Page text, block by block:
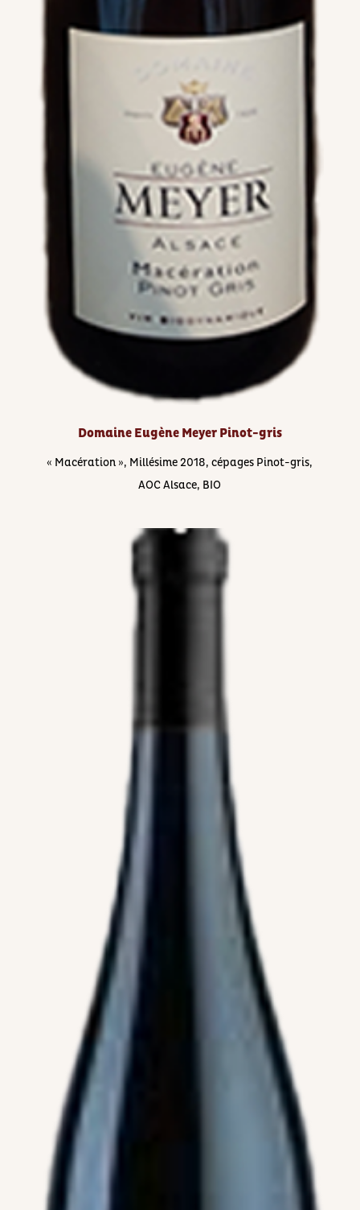
Domaine Eugène Meyer Pinot-gris
« Macération », Millésime 2018, cépages ​Pinot-gris,
AOC Alsace, BIO